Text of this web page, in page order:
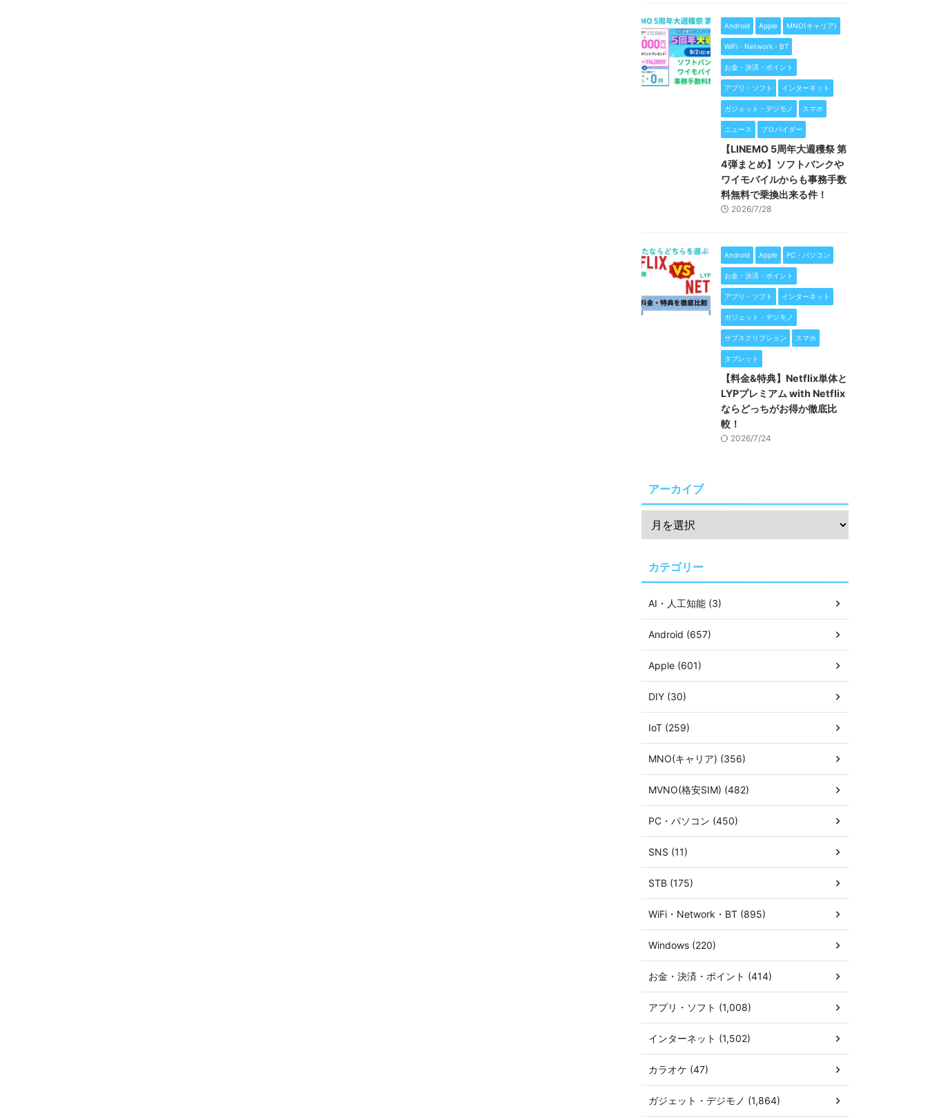
Android Apple MNO(キャリア)
WiFi・Network・BT
お金・決済・ポイント
アプリ・ソフト インターネット
ガジェット・デジモノ スマホ
ニュース プロバイダー
【LINEMO 5周年大週穫祭 第
4弾まとめ】ソフトバンクや
ワイモバイルからも事務手数
料無料で乗換出来る件！
2026/7/28
Android Apple PC・パソコン
お金・決済・ポイント
アプリ・ソフト インターネット
ガジェット・デジモノ
サブスクリプション スマホ
タブレット
【料金&特典】Netflix単体と
LYPプレミアム with Netflix
ならどっちがお得か徹底比
較！
2026/7/24
アーカイブ
カテゴリー
AI・人工知能 (3)
Android (657)
Apple (601)
DIY (30)
IoT (259)
MNO(キャリア) (356)
MVNO(格安SIM) (482)
PC・パソコン (450)
SNS (11)
STB (175)
WiFi・Network・BT (895)
Windows (220)
お金・決済・ポイント (414)
アプリ・ソフト (1,008)
インターネット (1,502)
カラオケ (47)
ガジェット・デジモノ (1,864)